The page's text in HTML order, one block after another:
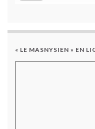
« LE MASNYSIEN » EN